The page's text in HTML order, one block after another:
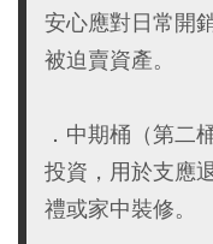
安心應對日常開
被迫賣資產。
．中期桶（第二
投資，用於支應
禮或家中裝修。